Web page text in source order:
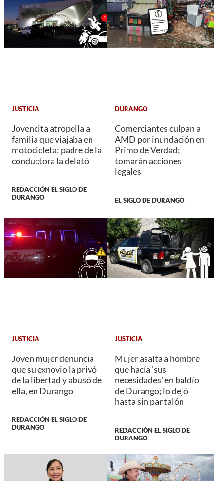
JUSTICIA
Jovencita atropella a
familia que viajaba en
motocicleta; padre de la
conductora la delató
REDACCIÓN EL SIGLO DE
DURANGO
DURANGO
Comerciantes culpan a
AMD por inundación en
Primo de Verdad;
tomarán acciones
legales
EL SIGLO DE DURANGO
JUSTICIA
Joven mujer denuncia
que su exnovio la privó
de la libertad y abusó de
ella, en Durango
REDACCIÓN EL SIGLO DE
DURANGO
JUSTICIA
Mujer asalta a hombre
que hacía 'sus
necesidades' en baldío
de Durango; lo dejó
hasta sin pantalón
REDACCIÓN EL SIGLO DE
DURANGO